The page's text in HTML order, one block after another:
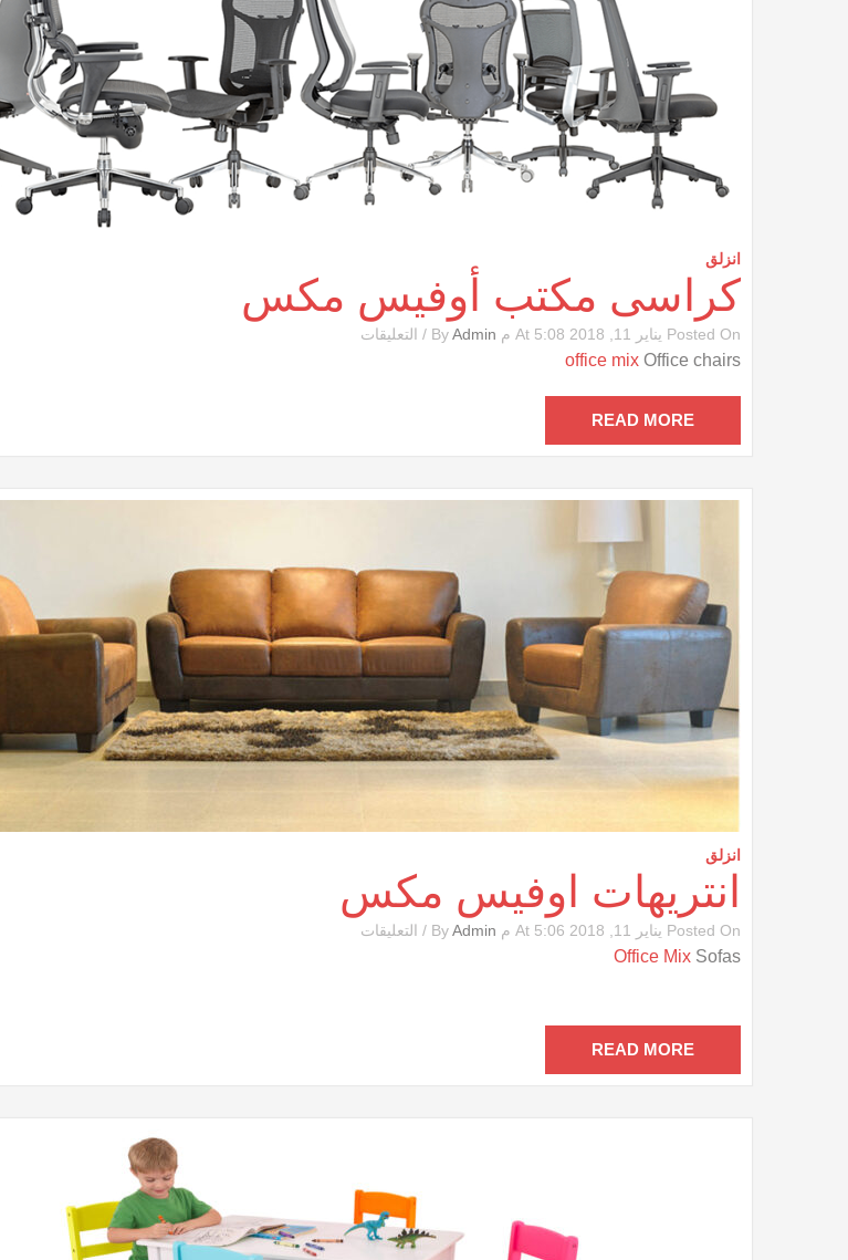
انزلق
كراسى مكتب أوفيس مكس
Posted On يناير 11, 2018 At 5:08 م By Admin
/ التعليقات
office mix Office chairs
READ MORE
انزلق
انتريهات اوفيس مكس
Posted On يناير 11, 2018 At 5:06 م By Admin
/ التعليقات
Office Mix Sofas
READ MORE